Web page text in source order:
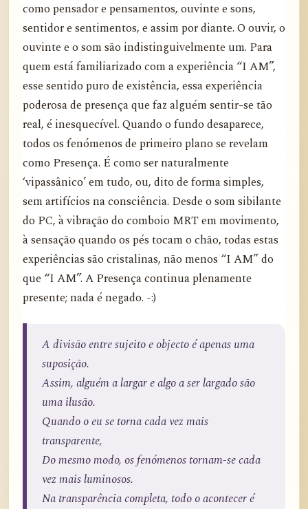
como pensador e pensamentos, ouvinte e sons,
sentidor e sentimentos, e assim por diante. O ouvir, o
ouvinte e o som são indistinguivelmente um. Para
quem está familiarizado com a experiência “I AM”,
esse sentido puro de existência, essa experiência
poderosa de presença que faz alguém sentir-se tão
real, é inesquecível. Quando o fundo desaparece,
todos os fenómenos de primeiro plano se revelam
como Presença. É como ser naturalmente
‘vipassânico’ em tudo, ou, dito de forma simples,
sem artifícios na consciência. Desde o som sibilante
do PC, à vibração do comboio MRT em movimento,
à sensação quando os pés tocam o chão, todas estas
experiências são cristalinas, não menos “I AM” do
que “I AM”. A Presença continua plenamente
presente; nada é negado. -:)
A divisão entre sujeito e objecto é apenas uma
suposição.
Assim, alguém a largar e algo a ser largado são
uma ilusão.
Quando o eu se torna cada vez mais
transparente,
Do mesmo modo, os fenómenos tornam-se cada
vez mais luminosos.
Na transparência completa, todo o acontecer é